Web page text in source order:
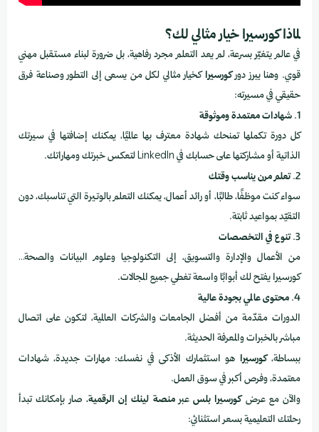
لماذا كورسيرا خيار مثالي لك؟
في عالم يتغيّر بسرعة، لم يعد التعلم مجرد رفاهية، بل ضرورة لبناء مستقبل مهني
قوي. وهنا يبرز دوركورسيرا كخيار مثالي لكل من يسعى إلى التطور وصناعة فرق
حقيقي في مسيرته:
1. شهادات معتمدة وموثوقة
كل دورة تكملها تمنحك شهادة معترف بها عالميًا، يمكنك إضافتها في سيرتك
الذاتية أو مشاركتها على حسابك في LinkedIn لتعكس خبرتك ومهاراتك.
2. تعلم مرن يناسب وقتك
سواء كنت موظفًا، طالبًا، أو رائد أعمال، يمكنك التعلم بالوتيرة التي تناسبك، دون
التقيّد بمواعيد ثابتة.
3. تنوع في التخصصات
من الأعمال والإدارة والتسويق، إلى التكنولوجيا وعلوم البيانات والصحة…
كورسيرا يفتح لك أبوابًا واسعة تغطي جميع المجالات.
4. محتوى عالمي بجودة عالية
الدورات مقدّمة من أفضل الجامعات والشركات العالمية، لتكون على اتصال
مباشر بالخبرات والمعرفة الحديثة.
ببساطة،كورسيرا هو استثمارك الأذكى في نفسك: مهارات جديدة، شهادات
معتمدة، وفرص أكبر في سوق العمل.
والآن مع عرضكورسيرا بلس عبرمنصة لينك إن الرقمية، صار بإمكانك تبدأ
رحلتك التعليمية بسعر استثنائي: